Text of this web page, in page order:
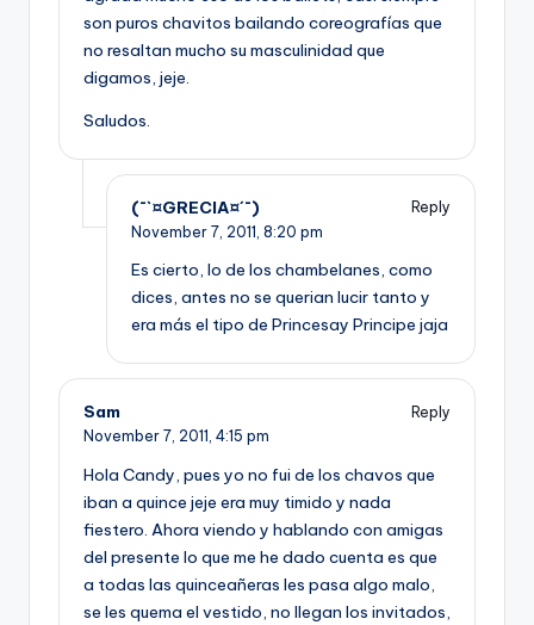
son puros chavitos bailando coreografías que
no resaltan mucho su masculinidad que
digamos, jeje.
Saludos.
(¯`¤GRECIA¤´¯)
Reply
November 7, 2011, 8:20 pm
Es cierto, lo de los chambelanes, como
dices, antes no se querian lucir tanto y
era más el tipo de Princesay Principe jaja
Sam
Reply
November 7, 2011, 4:15 pm
Hola Candy, pues yo no fui de los chavos que
iban a quince jeje era muy timido y nada
fiestero. Ahora viendo y hablando con amigas
del presente lo que me he dado cuenta es que
a todas las quinceañeras les pasa algo malo,
se les quema el vestido, no llegan los invitados,